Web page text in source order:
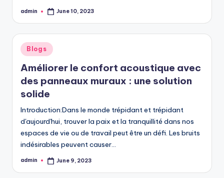
Posted
admin June 10, 2023
Posted
in
Blogs
Améliorer le confort acoustique avec
des panneaux muraux : une solution
solide
Introduction:Dans le monde trépidant et trépidant
d'aujourd'hui, trouver la paix et la tranquillité dans nos
espaces de vie ou de travail peut être un défi. Les bruits
indésirables peuvent causer…
Posted
admin June 9, 2023